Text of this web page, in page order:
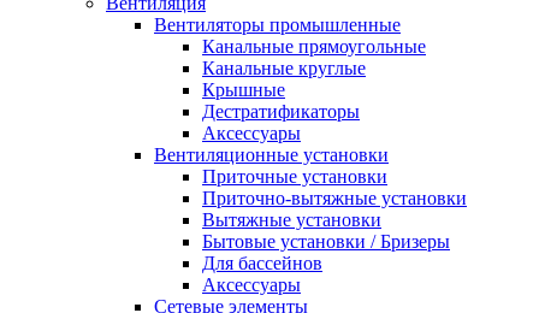
Вентиляторы промышленные
Канальные прямоугольные
Канальные круглые
Крышные
Дестратификаторы
Аксессуары
Вентиляционные установки
Приточные установки
Приточно-вытяжные установки
Вытяжные установки
Бытовые установки / Бризеры
Для бассейнов
Аксессуары
Сетевые элементы